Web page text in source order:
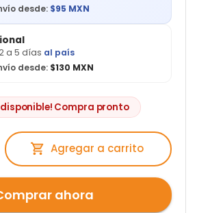
desde: $95 MXN
a 5 días al país
desde: $130 MXN
Compra pronto
Agregar a carrito
ahora